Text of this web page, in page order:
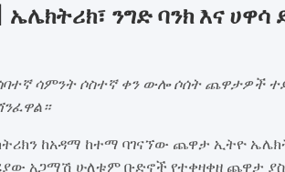
ንግድ ባንክ እና ሀዋሳ
ሳምንት ሶስተኛ ቀን ውሎ ሶሰት ጨዋታዎች
ከአዳማ ከተማ ባገናኘው ጨዋታ ኢትዮ
አጋማሽ ሁለቱም ቡድኖች የተቀዛቀዘ ጨዋታ